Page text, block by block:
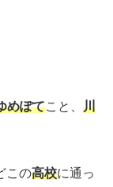
めぽてこと、 川
この高校に通っ